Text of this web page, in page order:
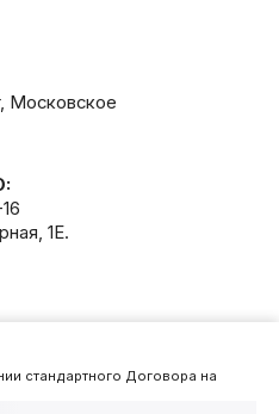
стандартного Договора на
Московское
1Е.
Разработано вWEBCETERA